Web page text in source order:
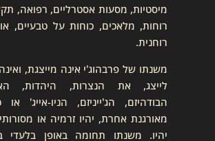
מיסטיות, מסעות אסטרליים, רפואה,
רוחות, מלאכים, כוחות על טבעיים,
רוחנית.
משנתו של פרבהוג'י אינה מייצגת,
לייצג, את הנצרות, היהדות,
הבודהיזם, הג'ייניזם, הניו-אייג'
מאורגנת אחרת, יהיו זרמיה או
יהיו. משנתו תחומה באופן בלעדי